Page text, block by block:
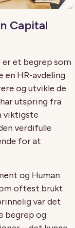
Capital
er et begrep som
en HR-avdeling
og utvikle de
utspring fra
viktigste
verdifulle
for at
og Human
oftest brukt
var det
begrep og